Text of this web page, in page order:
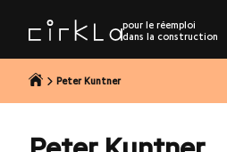
contenu
pour le réemploi
dans la construction
Peter Kuntner